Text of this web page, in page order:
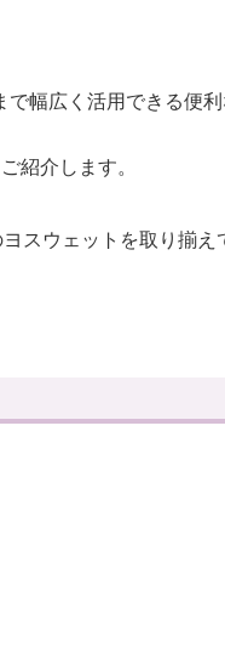
幅広く活用できる便
紹介します。
スウェットを取り揃え